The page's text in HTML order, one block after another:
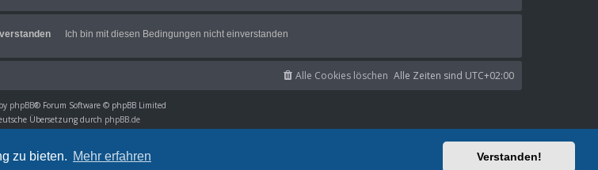
zu bieten. Mehr erfahren Verstanden!
Alle Zeiten sind UTC+02:00
Alle Cookies löschen
phpBB® Forum Software © phpBB Limited
Übersetzung durch phpBB.de